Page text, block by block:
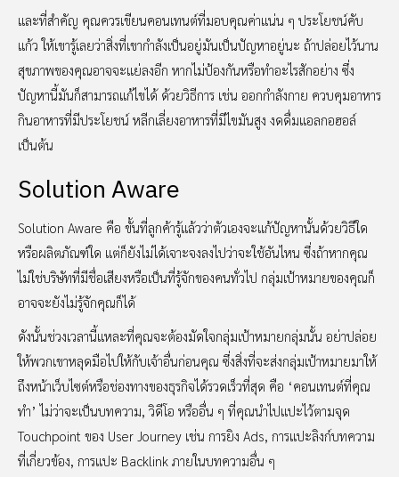
และที่สำคัญ คุณควรเขียนคอนเทนต์ที่มอบคุณค่าแน่น ๆ ประโยชน์คับ
แก้ว ให้เขารู้เลยว่าสิ่งที่เขากำลังเป็นอยู่มันเป็นปัญหาอยู่นะ ถ้าปล่อยไว้นาน
สุขภาพของคุณอาจจะแย่ลงอีก หากไม่ป้องกันหรือทำอะไรสักอย่าง ซึ่ง
ปัญหานี้มันก็สามารถแก้ไขได้ ด้วยวิธีการ เช่น ออกกำลังกาย ควบคุมอาหาร
กินอาหารที่มีประโยชน์ หลีกเลี่ยงอาหารที่มีไขมันสูง งดดื่มแอลกอฮอล์
เป็นต้น
Solution Aware
Solution Aware คือ ขั้นที่ลูกค้ารู้แล้วว่าตัวเองจะแก้ปัญหานั้นด้วยวิธีใด
หรือผลิตภัณฑ์ใด แต่ก็ยังไม่ได้เจาะจงลงไปว่าจะใช้อันไหน ซึ่งถ้าหากคุณ
ไม่ใช่บริษัทที่มีชื่อเสียงหรือเป็นที่รู้จักของคนทั่วไป กลุ่มเป้าหมายของคุณก็
อาจจะยังไม่รู้จักคุณก็ได้
ดังนั้นช่วงเวลานี้แหละที่คุณจะต้องมัดใจกลุ่มเป้าหมายกลุ่มนั้น อย่าปล่อย
ให้พวกเขาหลุดมือไปให้กับเจ้าอื่นก่อนคุณ ซึ่งสิ่งที่จะส่งกลุ่มเป้าหมายมาให้
ถึงหน้าเว็บไซต์หรือช่องทางของธุรกิจได้รวดเร็วที่สุด คือ ‘คอนเทนต์ที่คุณ
ทำ’ ไม่ว่าจะเป็นบทความ, วิดีโอ หรืออื่น ๆ ที่คุณนำไปแปะไว้ตามจุด
Touchpoint ของ User Journey เช่น การยิง Ads, การแปะลิงก์บทความ
ที่เกี่ยวข้อง, การแปะ Backlink ภายในบทความอื่น ๆ